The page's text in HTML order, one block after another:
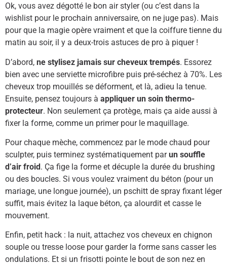
Ok, vous avez dégotté le bon air styler (ou c’est dans la
wishlist pour le prochain anniversaire, on ne juge pas). Mais
pour que la magie opère vraiment et que la coiffure tienne du
matin au soir, il y a deux-trois astuces de pro à piquer !
D’abord, ne stylisez jamais sur cheveux trempés. Essorez
bien avec une serviette microfibre puis pré-séchez à 70%. Les
cheveux trop mouillés se déforment, et là, adieu la tenue.
Ensuite, pensez toujours à appliquer un soin thermo-
protecteur. Non seulement ça protège, mais ça aide aussi à
fixer la forme, comme un primer pour le maquillage.
Pour chaque mèche, commencez par le mode chaud pour
sculpter, puis terminez systématiquement parun souffle
d’air froid. Ça fige la forme et décuple la durée du brushing
ou des boucles. Si vous voulez vraiment du béton (pour un
mariage, une longue journée), un pschitt de spray fixant léger
suffit, mais évitez la laque béton, ça alourdit et casse le
mouvement.
Enfin, petit hack : la nuit, attachez vos cheveux en chignon
souple ou tresse loose pour garder la forme sans casser les
ondulations. Et si un frisotti pointe le bout de son nez en